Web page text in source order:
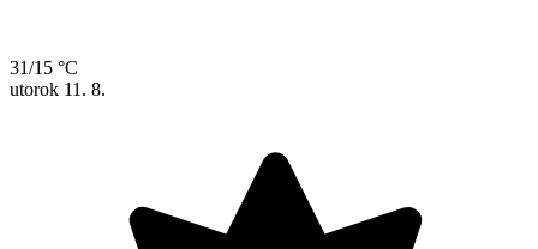
31/15 °C
utorok 11. 8.